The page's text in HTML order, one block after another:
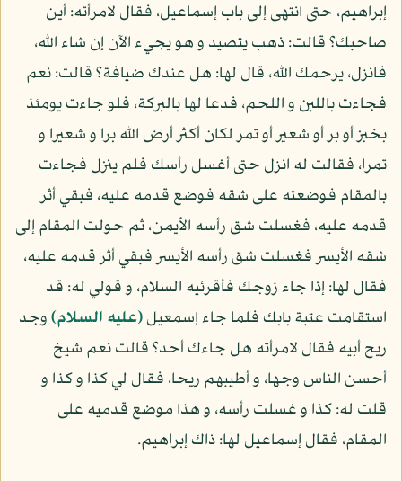
إبراهيم، حتى انتهى إلى باب إسماعيل، فقال لامرأته: أين
صاحبك؟ قالت: ذهب يتصيد و هو يجيء الآن إن شاء الله،
فانزل، يرحمك الله، قال لها: هل عندك ضيافة؟ قالت: نعم
فجاءت باللبن و اللحم، فدعا لها بالبركة، فلو جاءت يومئذ
بخبز أو بر أو شعير أو تمر لكان أكثر أرض الله برا و شعيرا و
تمرا، فقالت له انزل حتى أغسل رأسك فلم ينزل فجاءت
بالمقام فوضعته على شقه فوضع قدمه عليه، فبقي أثر
قدمه عليه، فغسلت شق رأسه الأيمن، ثم حولت المقام إلى
شقه الأيسر فغسلت شق رأسه الأيسر فبقي أثر قدمه عليه،
فقال لها: إذا جاء زوجك فأقرئيه السلام، و قولي له: قد
استقامت عتبة بابك فلما جاء إسمعيل(عليه السلام)وجد
ريح أبيه فقال لامرأته هل جاءك أحد؟ قالت نعم شيخ
أحسن الناس وجها، و أطيبهم ريحا، فقال لي كذا و كذا و
قلت له: كذا و غسلت رأسه، و هذا موضع قدميه على
المقام، فقال إسماعيل لها: ذاك إبراهيم.